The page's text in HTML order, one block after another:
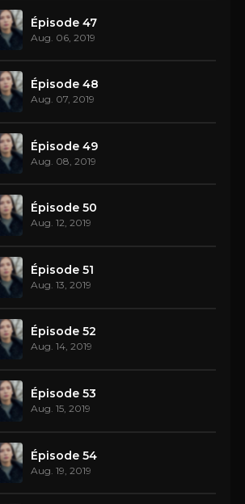
Épisode 47
Aug. 06, 2019
Épisode 48
Aug. 07, 2019
Épisode 49
Aug. 08, 2019
Épisode 50
Aug. 12, 2019
Épisode 51
Aug. 13, 2019
Épisode 52
Aug. 14, 2019
Épisode 53
Aug. 15, 2019
Épisode 54
Aug. 19, 2019